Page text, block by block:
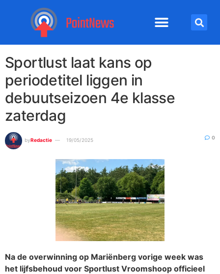
Sportlust laat kans op
periodetitel liggen in
debuutseizoen 4e klasse
zaterdag
byRedactie 19/05/2025 0
Na de overwinning op Mariënberg vorige week was
het lijfsbehoud voor Sportlust Vroomshoop officieel